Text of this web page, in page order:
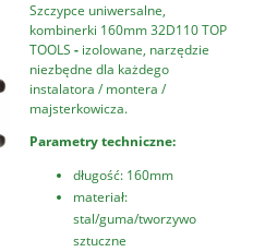
Szczypce uniwersalne,
kombinerki 160mm 32D110 TOP
TOOLS - izolowane, narzędzie
niezbędne dla każdego
instalatora / montera /
majsterkowicza.
Parametry techniczne:
długość: 160mm
materiał:
stal/guma/tworzywo
sztuczne